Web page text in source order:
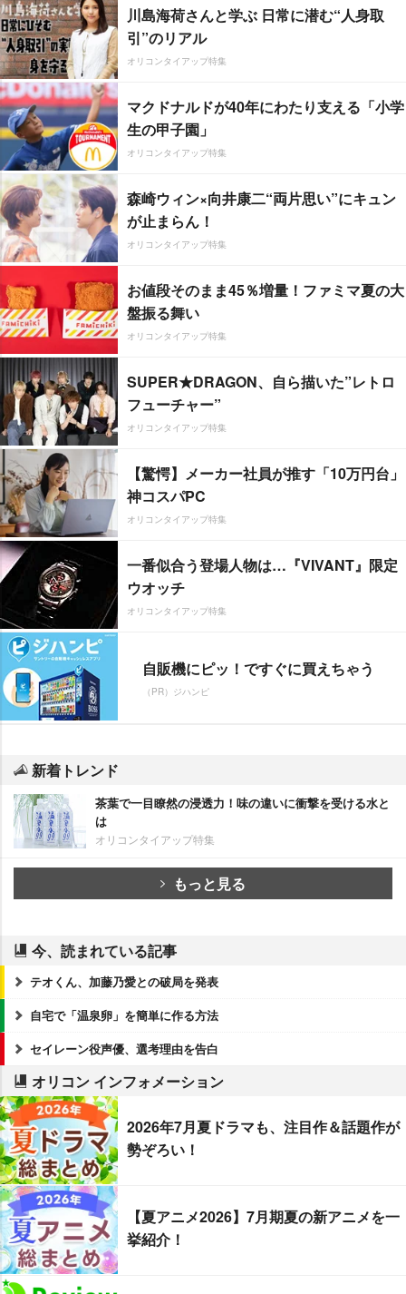
川島海荷さんと学ぶ 日常に潜む“人身取
引”のリアル
オリコンタイアップ特集
マクドナルドが40年にわたり支える「小学
生の甲子園」
オリコンタイアップ特集
森崎ウィン×向井康二“両片思い”にキュン
が止まらん！
オリコンタイアップ特集
お値段そのまま45％増量！ファミマ夏の大
盤振る舞い
オリコンタイアップ特集
SUPER★DRAGON、自ら描いた”レトロ
フューチャー”
オリコンタイアップ特集
【驚愕】メーカー社員が推す「10万円台」
神コスパPC
オリコンタイアップ特集
一番似合う登場人物は…『VIVANT』限定
ウオッチ
オリコンタイアップ特集
自販機にピッ！ですぐに買えちゃう
（PR）ジハンピ
新着トレンド
茶葉で一目瞭然の浸透力！味の違いに衝撃を受ける水と
は
オリコンタイアップ特集
もっと見る
今、読まれている記事
テオくん、加藤乃愛との破局を発表
自宅で「温泉卵」を簡単に作る方法
セイレーン役声優、選考理由を告白
オリコン インフォメーション
2026年7月夏ドラマも、注目作＆話題作が
勢ぞろい！
【夏アニメ2026】7月期夏の新アニメを一
挙紹介！